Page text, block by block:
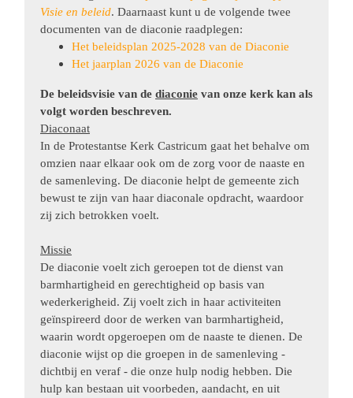
Visie en beleid. Daarnaast kunt u de volgende twee
documenten van de diaconie raadplegen:
Het beleidsplan 2025-2028 van de Diaconie
Het jaarplan 2026 van de Diaconie
De beleidsvisie van de diaconie van onze kerk kan als
volgt worden beschreven.
Diaconaat
In de Protestantse Kerk Castricum gaat het behalve om
omzien naar elkaar ook om de zorg voor de naaste en
de samenleving. De diaconie helpt de gemeente zich
bewust te zijn van haar diaconale opdracht, waardoor
zij zich betrokken voelt.
Missie
De diaconie voelt zich geroepen tot de dienst van
barmhartigheid en gerechtigheid op basis van
wederkerigheid. Zij voelt zich in haar activiteiten
geïnspireerd door de werken van barmhartigheid,
waarin wordt opgeroepen om de naaste te dienen. De
diaconie wijst op die groepen in de samenleving -
dichtbij en veraf - die onze hulp nodig hebben. Die
hulp kan bestaan uit voorbeden, aandacht, en uit